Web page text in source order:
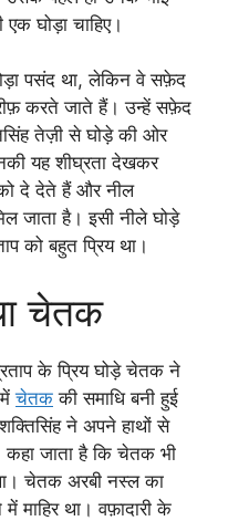
घोड़ा चाहिए।
पसंद था, लेकिन वे सफ़ेद
करते जाते हैं। उन्हें सफ़ेद
तेज़ी से घोड़े की ओर
यह शीघ्रता देखकर
दे देते हैं और नील
जाता है। इसी नीले घोड़े
को बहुत प्रिय था।
चेतक
के प्रिय घोड़े चेतक ने
मेंचेतक की समाधि बनी हुई
ने अपने हाथों से
कहा जाता है कि चेतक भी
था। चेतक अरबी नस्ल का
माहिर था। वफ़ादारी के